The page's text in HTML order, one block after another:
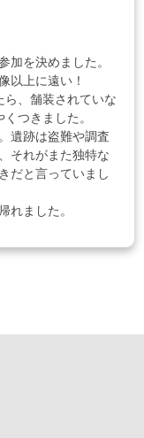
加を決めました。
以上に遠い！
、舗装されていな
つきました。
遺跡は盗難や調査
それがまた独特な
だと言っていまし
れました。